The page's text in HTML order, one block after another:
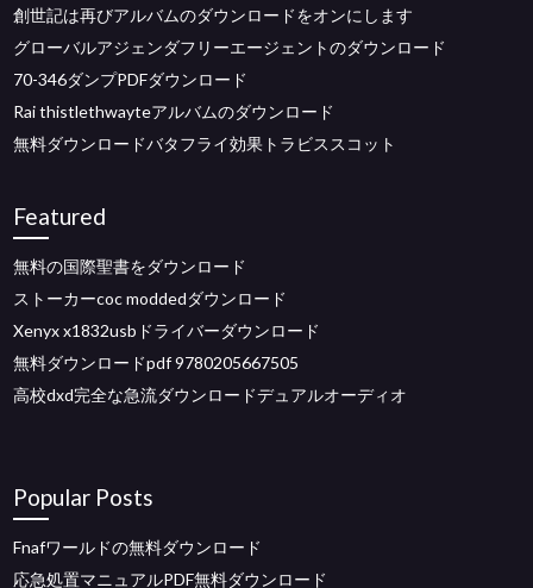
創世記は再びアルバムのダウンロードをオンにします
グローバルアジェンダフリーエージェントのダウンロード
70-346ダンプPDFダウンロード
Rai thistlethwayteアルバムのダウンロード
無料ダウンロードバタフライ効果トラビススコット
Featured
無料の国際聖書をダウンロード
ストーカーcoc moddedダウンロード
Xenyx x1832usbドライバーダウンロード
無料ダウンロードpdf 9780205667505
高校dxd完全な急流ダウンロードデュアルオーディオ
Popular Posts
Fnafワールドの無料ダウンロード
応急処置マニュアルPDF無料ダウンロード